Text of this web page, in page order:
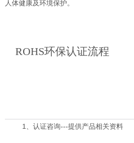
人体健康及环境保护。
ROHS环保认证流程
1、认证咨询---提供产品相关资料